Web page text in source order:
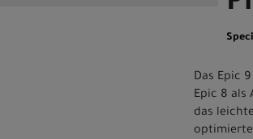
Das Epic
Epic 8 als
das